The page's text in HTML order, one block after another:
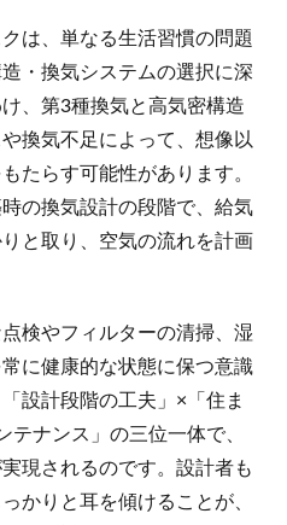
は、単なる生活習慣の問題
・換気システムの選択に深
、第3種換気と高気密構造
換気不足によって、想像以
たらす可能性があります。
の換気設計の段階で、給気
と取り、空気の流れを計画
検やフィルターの清掃、湿
に健康的な状態に保つ意識
設計段階の工夫」×「住ま
テナンス」の三位一体で、
現されるのです。設計者も
かりと耳を傾けることが、